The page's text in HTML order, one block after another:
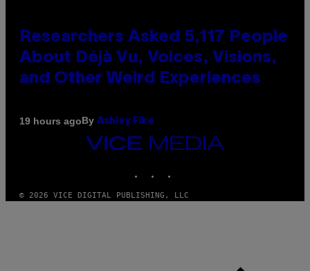
Researchers Asked 5,117 People
About Déjà Vu, Voices, Visions,
and Other Weird Experiences
19 hours agoBy Ashley Fike
VICE
© 2026 VICE DIGITAL PUBLISHING, LLC